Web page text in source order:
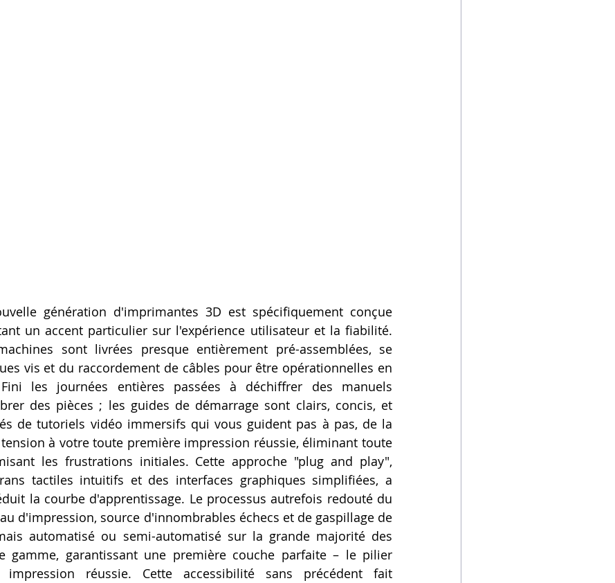
génération d'imprimantes 3D est spécifiquement conçue
un accent particulier sur l'expérience utilisateur et la fiabilité.
sont livrées presque entièrement pré-assemblées, se
vis et du raccordement de câbles pour être opérationnelles en
les journées entières passées à déchiffrer des manuels
des pièces ; les guides de démarrage sont clairs, concis, et
de tutoriels vidéo immersifs qui vous guident pas à pas, de la
à votre toute première impression réussie, éliminant toute
les frustrations initiales. Cette approche "plug and play",
tactiles intuitifs et des interfaces graphiques simplifiées, a
la courbe d'apprentissage. Le processus autrefois redouté du
d'impression, source d'innombrables échecs et de gaspillage de
automatisé ou semi-automatisé sur la grande majorité des
gamme, garantissant une première couche parfaite – le pilier
impression réussie. Cette accessibilité sans précédent fait